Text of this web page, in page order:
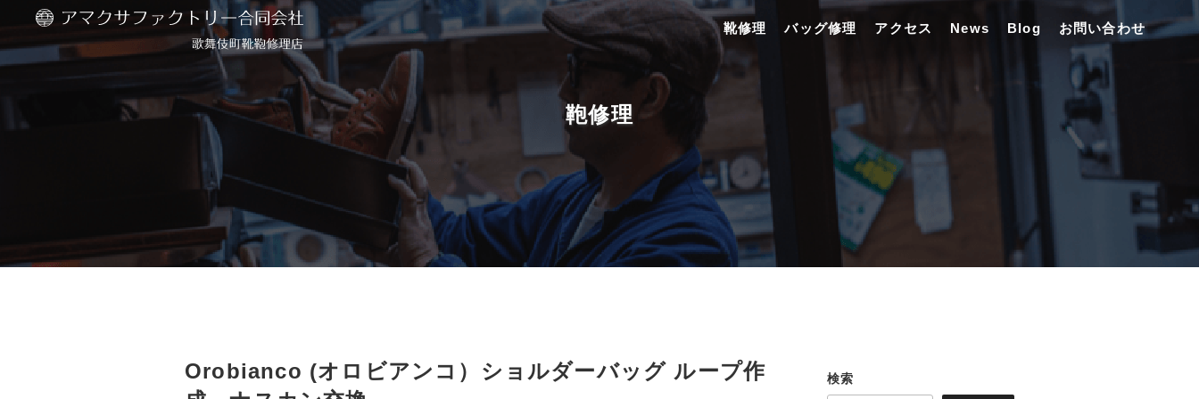
靴修理 バッグ修理 アクセス News Blog お問い合わせ
鞄修理
Orobianco (オロビアンコ）ショルダーバッグ ループ作
検索